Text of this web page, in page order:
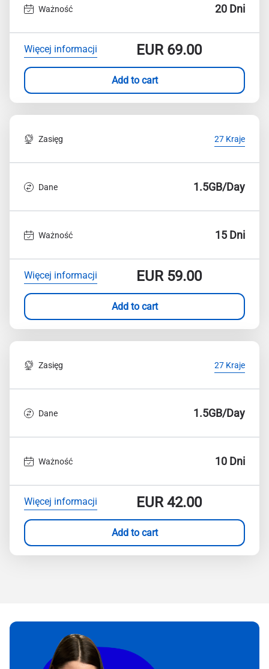
Ważność 20 Dni
Więcej informacji EUR69.00
Add to cart
Zasięg 27 Kraje
Dane 1.5GB/Day
Ważność 15 Dni
Więcej informacji EUR59.00
Add to cart
Zasięg 27 Kraje
Dane 1.5GB/Day
Ważność 10 Dni
Więcej informacji EUR42.00
Add to cart